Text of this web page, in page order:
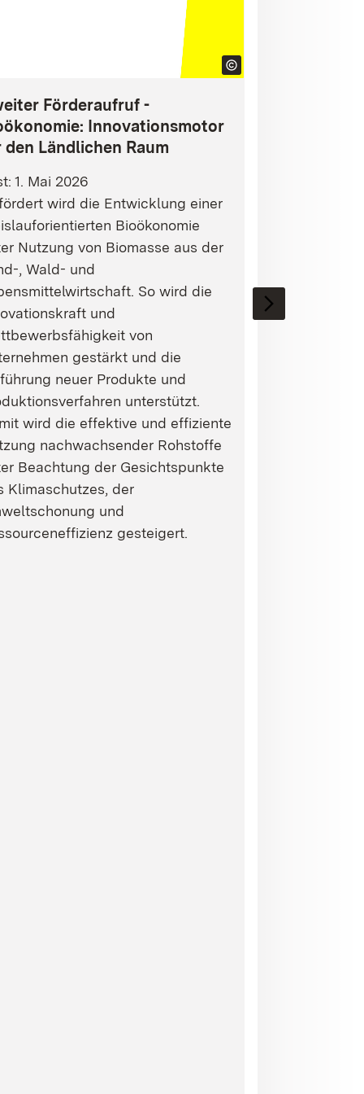
Förderaufruf -
Innovationsmotor
den Ländlichen Raum
1. Mai 2026
wird die Entwicklung einer
Bioökonomie
Nutzung von Biomasse aus der
, Wald- und
So wird die
und
von
gestärkt und die
neuer Produkte und
unterstützt.
wird die effektive und effiziente
nachwachsender Rohstoffe
Beachtung der Gesichtspunkte
Klimaschutzes, der
und
gesteigert.